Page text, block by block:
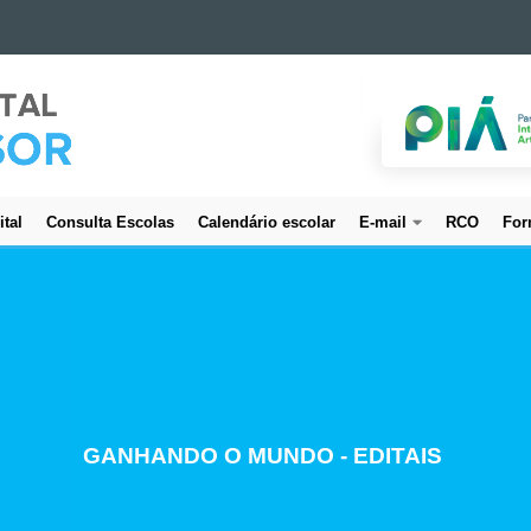
Consulta Escolas Calendário escolar E-mail RCO
ESTUDO E PLANEJAMENTO
GANHANDO O MUNDO - EDITAIS
CREDENCIAMENTO DE SERVIDORES
PROJETO BEM CUIDAR